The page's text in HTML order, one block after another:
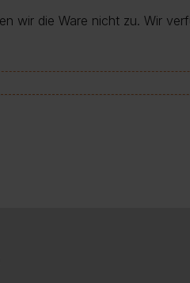
wir die Ware nicht zu. Wir